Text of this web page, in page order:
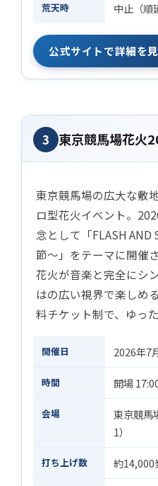
荒天時 中止（順
公式サイトで詳細を
3 東京競馬場花火
東京競馬場の広大な敷
ロ型花火イベント。
念として「FLASH AND
節～」をテーマに開催
花火が音楽と完全にシ
はの広い視界で楽しめ
料チケット制で、ゆっ
開催日 2026年7
時間 開場
会場
東京競馬
1）
打ち上げ数 約14,000